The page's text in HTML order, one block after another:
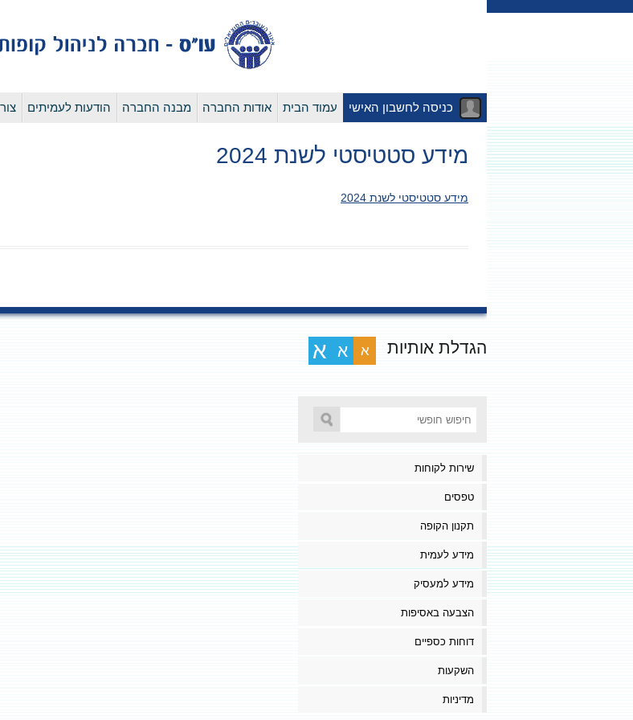
לדלג
כניסה לחשבון האישי עמוד הבית אודות החברה מבנה החברה הודעות לעמיתים
מידע סטטיסטי לשנת 2024
מידע סטטיסטי לשנת 2024
הגדלת אותיות א א א
שירות לקוחות
טפסים
תקנון הקופה
מידע לעמית
מידע למעסיק
הצבעה באסיפות
דוחות כספיים
השקעות
מדיניות